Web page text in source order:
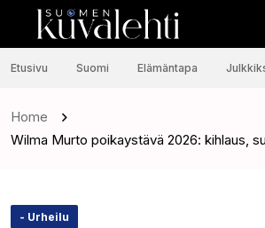
Etusivu Suomi Elämäntapa
Home
Wilma Murto poikaystävä 2026: kihlaus,
- Urheilu